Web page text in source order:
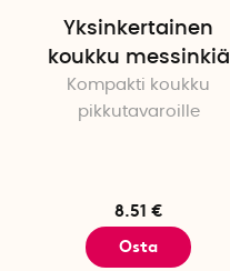
Yksinkertainen
koukku messinkiä
Kompakti koukku
pikkutavaroille
8.51 €
Osta